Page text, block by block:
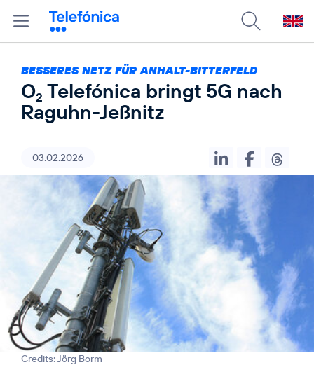
BESSERES NETZ FÜR ANHALT-BITTERFELD
O2 Telefónica bringt 5G nach
Raguhn-Jeßnitz
03.02.2026
Credits: Jörg Borm